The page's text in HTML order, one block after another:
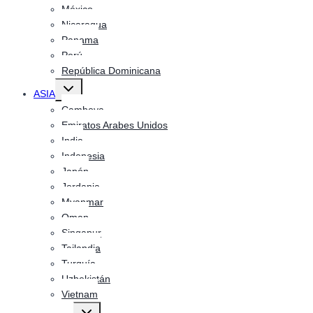
México
Nicaragua
Panama
Perú
República Dominicana
ASIA
Alternar
menú
hijo
Camboya
Emiratos Arabes Unidos
India
Indonesia
Japón
Jordania
Myanmar
Oman
Singapur
Tailandia
Turquía
Uzbekistán
Vietnam
Alternar